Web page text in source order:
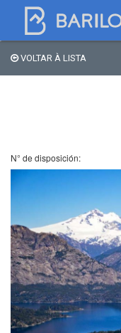
Tipo de hospedagem
Estrelas
Região
VOLTAR À LISTA
N° de disposición: